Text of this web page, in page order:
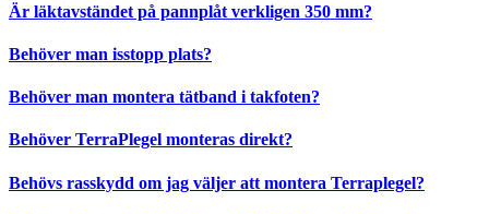
Är läktavständet på pannplåt verkligen 350 mm?
Behöver man isstopp plats?
Behöver man montera tätband i takfoten?
Behöver TerraPlegel monteras direkt?
Behövs rasskydd om jag väljer att montera Terraplegel?